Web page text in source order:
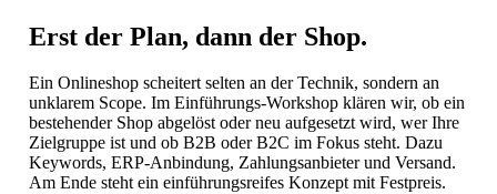
Erst der Plan, dann der Shop.
Ein Onlineshop scheitert selten an der Technik, sondern an
unklarem Scope. Im Einführungs-Workshop klären wir, ob ein
bestehender Shop abgelöst oder neu aufgesetzt wird, wer Ihre
Zielgruppe ist und ob B2B oder B2C im Fokus steht. Dazu
Keywords, ERP-Anbindung, Zahlungsanbieter und Versand.
Am Ende steht ein einführungsreifes Konzept mit Festpreis.